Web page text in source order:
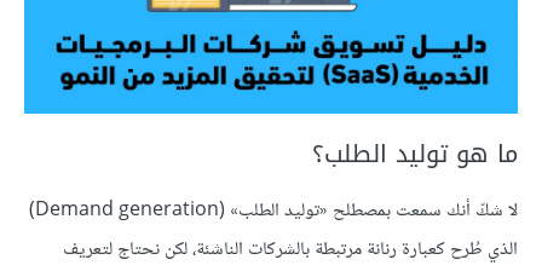
ما هو توليد الطلب؟
لا شكّ أنك سمعت بمصطلح «توليد الطلب» (Demand generation)
الذي طُرح كعبارة رنانة مرتبطة بالشركات الناشئة، لكن نحتاج لتعريف